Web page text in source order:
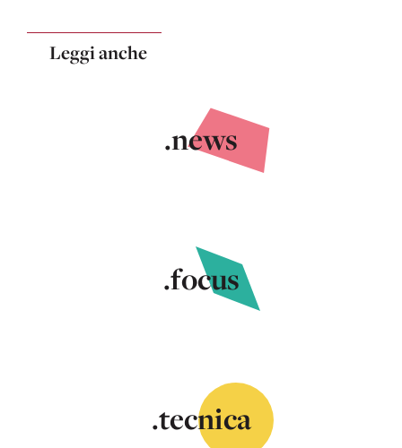
Leggi anche
.news
.focus
.tecnica